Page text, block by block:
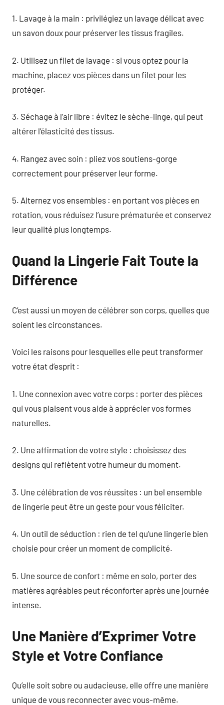
1. Lavage à la main : privilégiez un lavage délicat avec
un savon doux pour préserver les tissus fragiles.
2. Utilisez un filet de lavage : si vous optez pour la
machine, placez vos pièces dans un filet pour les
protéger.
3. Séchage à l’air libre : évitez le sèche-linge, qui peut
altérer l’élasticité des tissus.
4. Rangez avec soin : pliez vos soutiens-gorge
correctement pour préserver leur forme.
5. Alternez vos ensembles : en portant vos pièces en
rotation, vous réduisez l’usure prématurée et conservez
leur qualité plus longtemps.
Quand la Lingerie Fait Toute la
Différence
C’est aussi un moyen de célébrer son corps, quelles que
soient les circonstances.
Voici les raisons pour lesquelles elle peut transformer
votre état d’esprit :
1. Une connexion avec votre corps : porter des pièces
qui vous plaisent vous aide à apprécier vos formes
naturelles.
2. Une affirmation de votre style : choisissez des
designs qui reflètent votre humeur du moment.
3. Une célébration de vos réussites : un bel ensemble
de lingerie peut être un geste pour vous féliciter.
4. Un outil de séduction : rien de tel qu’une lingerie bien
choisie pour créer un moment de complicité.
5. Une source de confort : même en solo, porter des
matières agréables peut réconforter après une journée
intense.
Une Manière d’Exprimer Votre
Style et Votre Confiance
Qu’elle soit sobre ou audacieuse, elle offre une manière
unique de vous reconnecter avec vous-même.